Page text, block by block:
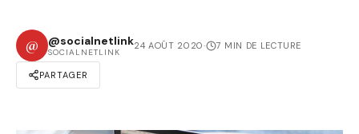
@ @socialnetlink
SOCIALNETLINK
24 AOÛT 2020· 7 MIN DE LECTURE
PARTAGER